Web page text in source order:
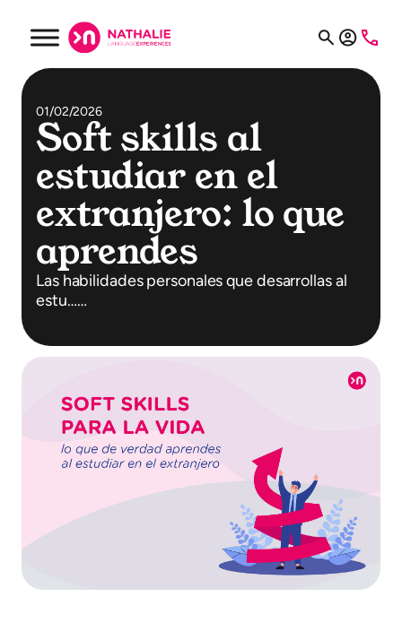
01/02/2026
Soft skills al
estudiar en el
extranjero: lo que
aprendes
Las habilidades personales que desarrollas al
estu……